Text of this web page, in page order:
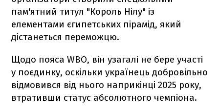
пам'ятний титул "Король Нілу" із
елементами єгипетських пірамід, який
дістанеться переможцю.
Щодо пояса WBO, він узагалі не бере участі
у поєдинку, оскільки українець добровільно
відмовився від нього наприкінці 2025 року,
втративши статус абсолютного чемпіона.